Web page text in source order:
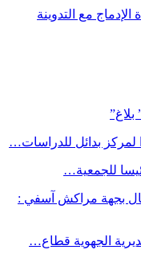
الإدماج مع التدوينة
لمركز بدائل للدراسات…
للجمعية…
بجهة مراكش آسفي :
الجهوية قطاع…